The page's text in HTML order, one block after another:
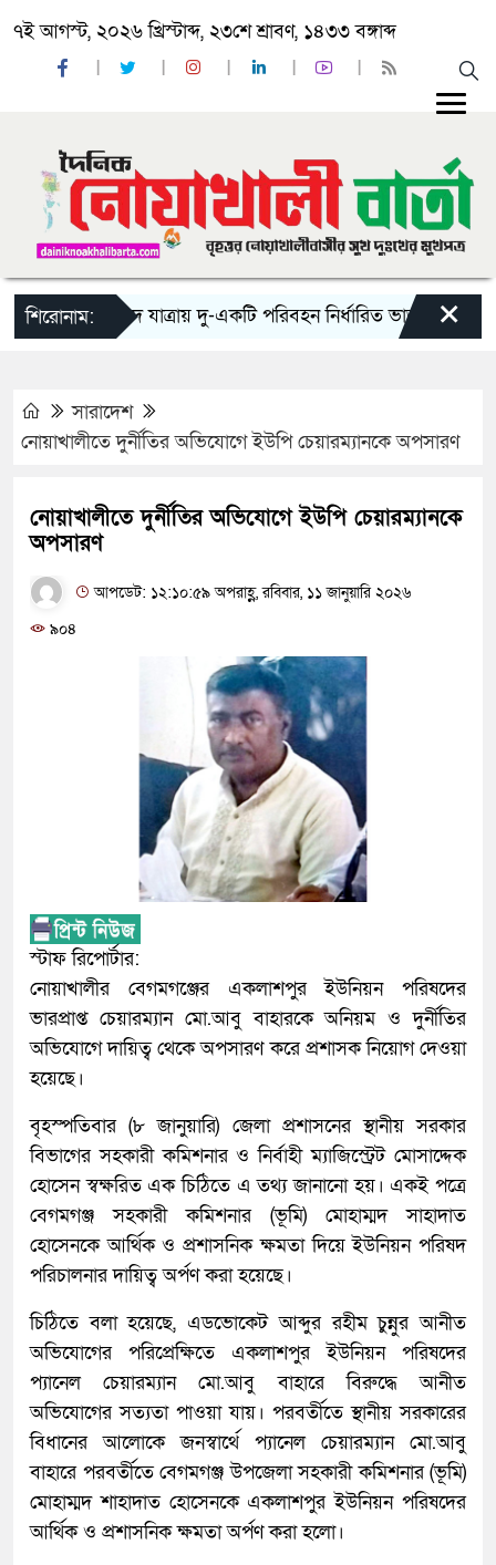
৭ই আগস্ট, ২০২৬ খ্রিস্টাব্দ, ২৩শে শ্রাবণ, ১৪৩৩ বঙ্গাব্দ
শিরোনাম:‘ঈদ যাত্রায় দু-একটি পরিবহন নির্ধারিত ভাড়ার চেয়েও কম
×
সারাদেশ
নোয়াখালীতে দুর্নীতির অভিযোগে ইউপি চেয়ারম্যানকে অপসারণ
নোয়াখালীতে দুর্নীতির অভিযোগে ইউপি চেয়ারম্যানকে
অপসারণ
আপডেট: ১২:১০:৫৯ অপরাহ্ণ, রবিবার, ১১ জানুয়ারি ২০২৬
৯০৪
স্টাফ রিপোর্টার:
নোয়াখালীর বেগমগঞ্জের একলাশপুর ইউনিয়ন পরিষদের
ভারপ্রাপ্ত চেয়ারম্যান মো.আবু বাহারকে অনিয়ম ও দুর্নীতির
অভিযোগে দায়িত্ব থেকে অপসারণ করে প্রশাসক নিয়োগ দেওয়া
হয়েছে।
বৃহস্পতিবার (৮ জানুয়ারি) জেলা প্রশাসনের স্থানীয় সরকার
বিভাগের সহকারী কমিশনার ও নির্বাহী ম্যাজিস্ট্রেট মোসাদ্দেক
হোসেন স্বক্ষরিত এক চিঠিতে এ তথ্য জানানো হয়। একই পত্রে
বেগমগঞ্জ সহকারী কমিশনার (ভূমি) মোহাম্মদ সাহাদাত
হোসেনকে আর্থিক ও প্রশাসনিক ক্ষমতা দিয়ে ইউনিয়ন পরিষদ
পরিচালনার দায়িত্ব অর্পণ করা হয়েছে।
চিঠিতে বলা হয়েছে, এডভোকেট আব্দুর রহীম চুন্নুর আনীত
অভিযোগের পরিপ্রেক্ষিতে একলাশপুর ইউনিয়ন পরিষদের
প্যানেল চেয়ারম্যান মো.আবু বাহারে বিরুদ্ধে আনীত
অভিযোগের সত্যতা পাওয়া যায়। পরবর্তীতে স্থানীয় সরকারের
বিধানের আলোকে জনস্বার্থে প্যানেল চেয়ারম্যান মো.আবু
বাহারে পরবর্তীতে বেগমগঞ্জ উপজেলা সহকারী কমিশনার (ভূমি)
মোহাম্মদ শাহাদাত হোসেনকে একলাশপুর ইউনিয়ন পরিষদের
আর্থিক ও প্রশাসনিক ক্ষমতা অর্পণ করা হলো।